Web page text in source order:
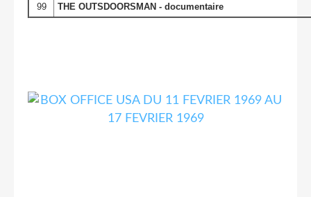
99
THE OUTSDOORSMAN - documentaire